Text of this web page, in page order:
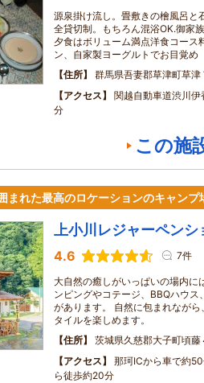
源泉掛け流し。畳敷きの檜風呂と
全貸切制。もちろん混浴OK.御家
夕食はボリューム満点洋食コース
ン、自家製ヨーグルトでお目覚め
住所
群馬県吾妻郡草津町草津
アクセス
関越自動車道渋川
分
この施
まれた最高のロケーションのキャンプ
上小川レジャーペンシ
4.6 7件
大自然の癒しがいっぱいの場内に
ンピングやコテージ、BBQハウ
があります。 自然に包まれなが
タイルを楽しめます。
住所
茨城県久慈郡大子町頃藤
アクセス
那珂ICから車で約
ら徒歩約20分